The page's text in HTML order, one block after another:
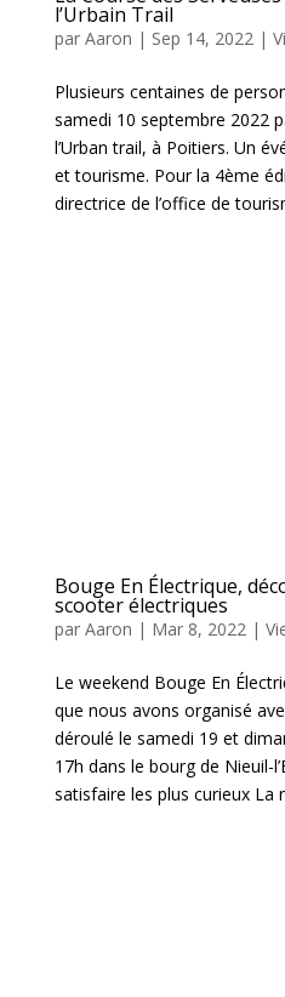
l’Urbain Trail
par Aaron | Sep 14, 2022|
Plusieurs centaines de
samedi 10 septembre 2022
l’Urban trail, à Poitiers. Un
et tourisme. Pour la 4ème
directrice de l’office de
Bouge En Électrique,
scooter électriques
par Aaron | Mar 8, 2022|
Le weekend Bouge En
que nous avons organisé
déroulé le samedi 19 et
17h dans le bourg de Nieuil-
satisfaire les plus curieux La